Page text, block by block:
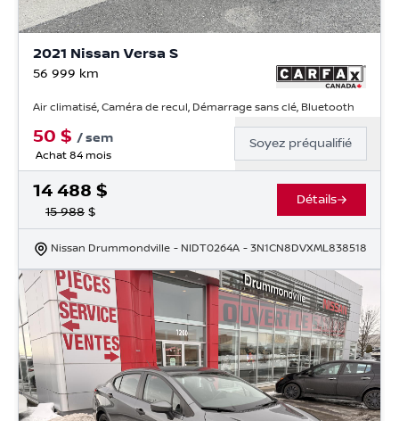
2021 Nissan Versa S
56 999 km
Air climatisé, Caméra de recul, Démarrage sans clé, Bluetooth
50 $ /sem
Achat 84 mois
Soyez préqualifié
14 488 $
15 988 $
Détails
Nissan Drummondville - NIDT0264A - 3N1CN8DVXML838518